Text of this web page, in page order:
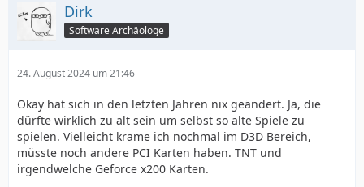
Dirk
Software Archäologe
24. August 2024 um 21:46
Okay hat sich in den letzten Jahren nix geändert. Ja, die
dürfte wirklich zu alt sein um selbst so alte Spiele zu
spielen. Vielleicht krame ich nochmal im D3D Bereich,
müsste noch andere PCI Karten haben. TNT und
irgendwelche Geforce x200 Karten.